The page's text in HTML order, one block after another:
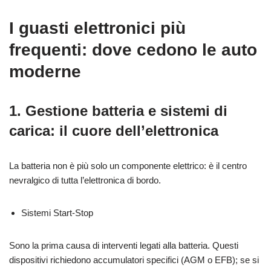
I guasti elettronici più
frequenti: dove cedono le auto
moderne
1. Gestione batteria e sistemi di
carica: il cuore dell’elettronica
La batteria non è più solo un componente elettrico: è il centro
nevralgico di tutta l’elettronica di bordo.
Sistemi Start-Stop
Sono la prima causa di interventi legati alla batteria. Questi
dispositivi richiedono accumulatori specifici (AGM o EFB); se si